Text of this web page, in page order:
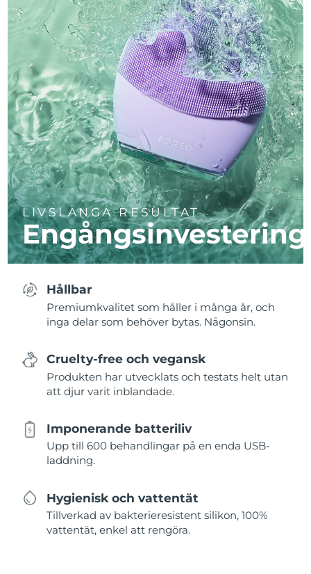
LIVSLÅNGA RESULTAT
Engångsinvestering
Hållbar
Premiumkvalitet som håller i många år, och
inga delar som behöver bytas. Någonsin.
Cruelty-free och vegansk
Produkten har utvecklats och testats helt utan
att djur varit inblandade.
Imponerande batteriliv
Upp till 600 behandlingar på en enda USB-
laddning.
Hygienisk och vattentät
Tillverkad av bakterieresistent silikon, 100%
vattentät, enkel att rengöra.